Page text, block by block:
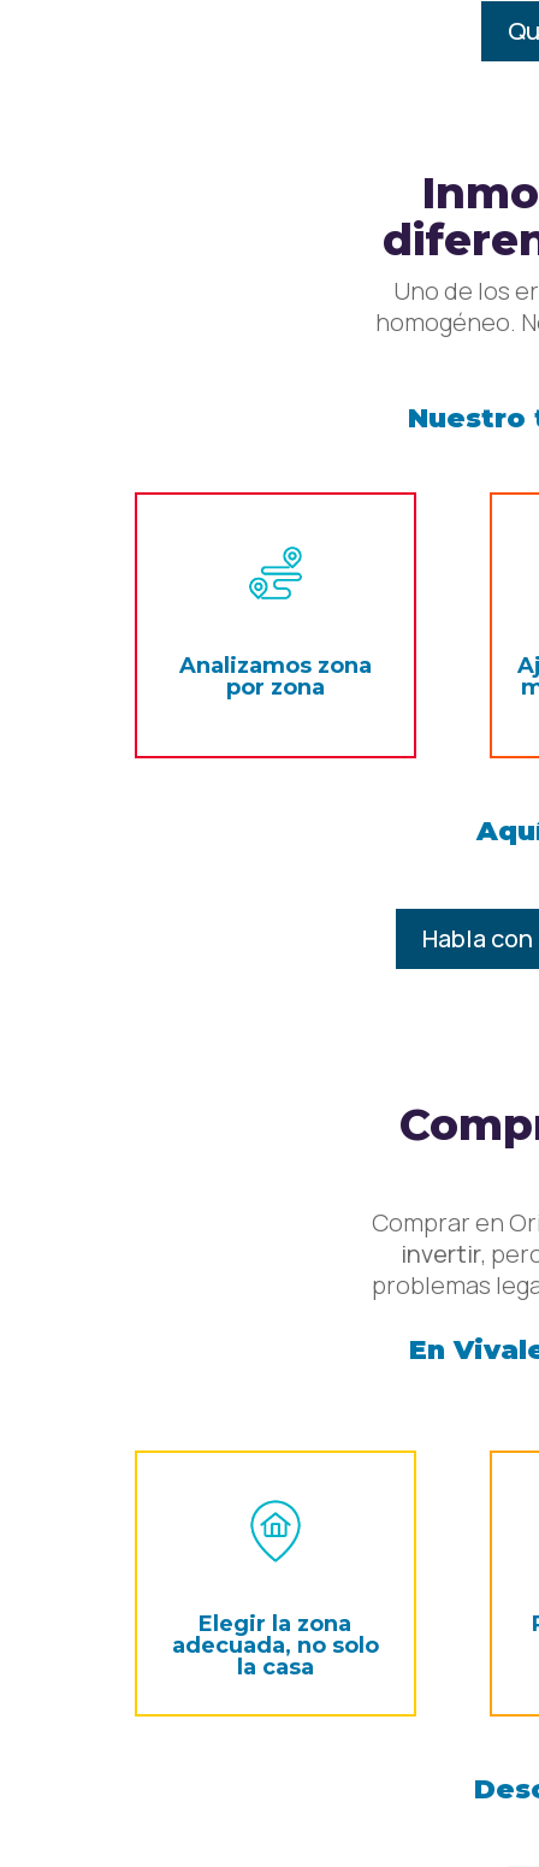
Uno de los
homogéneo.
Analizamos zona
por zona
Habla
Comprar en
invertir,
problemas
En
Elegir la zona
adecuada, no solo
la casa